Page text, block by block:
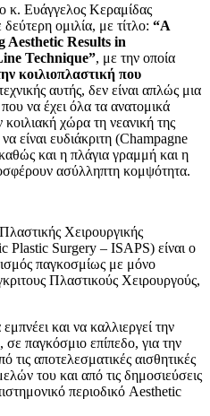
ο κ. Ευάγγελος Κεραμίδας
ομιλία, με τίτλο: “A
Aesthetic Results in
Technique”, με την οποία
κοιλιοπλαστική που
αυτής, δεν είναι απλώς μια
να έχει όλα τα ανατομικά
χώρα τη νεανική της
είναι ευδιάκριτη (Champagne
και η πλάγια γραμμή και η
ασύλληπτη κομψότητα.
Χειρουργικής
Plastic Surgery – ISAPS) είναι ο
παγκοσμίως με μόνο
Πλαστικούς Χειρουργούς,
και να καλλιεργεί την
παγκόσμιο επίπεδο, για την
αποτελεσματικές αισθητικές
του και από τις δημοσιεύσεις
περιοδικό Aesthetic